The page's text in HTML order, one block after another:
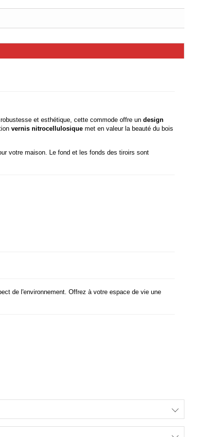
et esthétique, cette commode offre un design
vernis nitrocellulosiquemet en valeur la beauté du bois
votre maison. Le fond et les fonds des tiroirs sont
de l'environnement. Offrez à votre espace de vie une